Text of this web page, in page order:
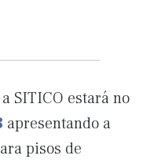
SITICO estará no
apresentando a
pisos de